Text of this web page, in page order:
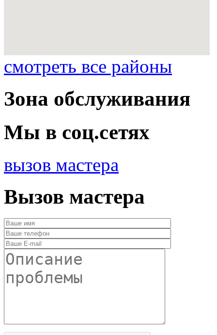
смотреть все районы
Зона обслуживания
Мы в соц.сетях
вызов мастера
Вызов мастера